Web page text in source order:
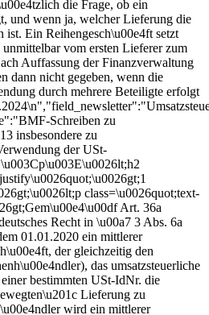
die Frage, ob ein
und wenn ja, welcher Lieferung die
ist. Ein Reihengesch\u00e4ft setzt
unmittelbar vom ersten Lieferer zum
Auffassung der Finanzverwaltung
dann nicht gegeben, wenn die
durch mehrere Beteiligte erfolgt
Schreiben zu
insbesondere zu
der USt-
class=\u0026quot;text-
Art. 36a
Recht in \u00a7 3 Abs. 6a
01.01.2020 ein mittlerer
der gleichzeitig den
das umsatzsteuerliche
bestimmten USt-IdNr. die
Lieferung zu
wird ein mittlerer